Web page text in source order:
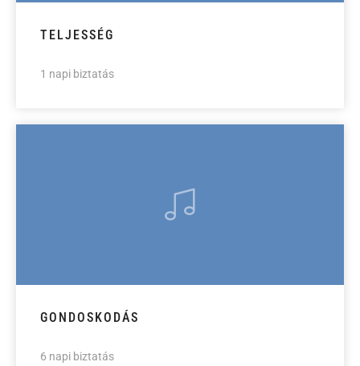
TELJESSÉG
1 napi biztatás
GONDOSKODÁS
6 napi biztatás